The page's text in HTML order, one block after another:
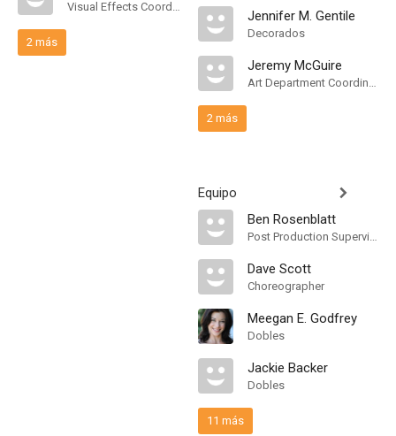
Visual Effects Coordinator
2 más
Jennifer M. Gentile
Decorados
Jeremy McGuire
Art Department Coordinator
2 más
Equipo
Ben Rosenblatt
Post Production Supervisor
Dave Scott
Choreographer
Meegan E. Godfrey
Dobles
Jackie Backer
Dobles
11 más